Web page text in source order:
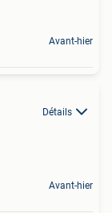
Avant-hier
Détails
Avant-hier